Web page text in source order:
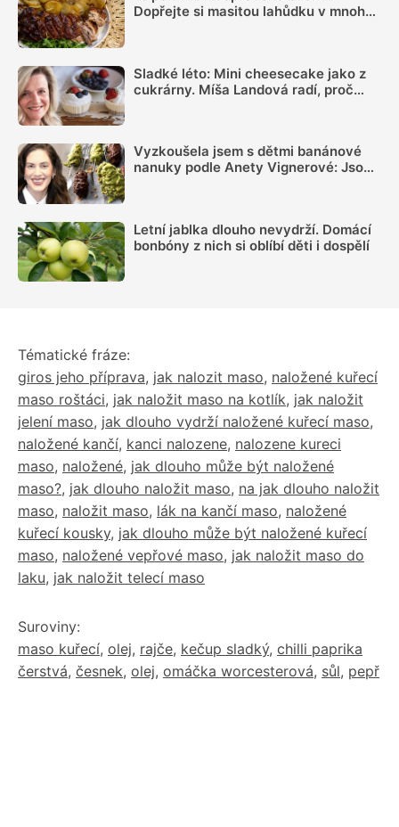
Dopřejte si masitou lahůdku v mnoha
Sladké léto: Mini cheesecake jako z
cukrárny. Míša Landová radí, proč
Vyzkoušela jsem s dětmi banánové
nanuky podle Anety Vignerové: Jsou
Letní jablka dlouho nevydrží. Domácí
bonbóny z nich si oblíbí děti i dospělí
Tématické fráze:
giros jeho příprava, jak nalozit maso, naložené kuřecí
maso roštáci, jak naložit maso na kotlík, jak naložit
jelení maso, jak dlouho vydrží naložené kuřecí maso,
naložené kančí, kanci nalozene, nalozene kureci
maso, naložené, jak dlouho může být naložené
maso?, jak dlouho naložit maso, na jak dlouho naložit
maso, naložit maso, lák na kančí maso, naložené
kuřecí kousky, jak dlouho může být naložené kuřecí
maso, naložené vepřové maso, jak naložit maso do
laku, jak naložit telecí maso
Suroviny:
maso kuřecí, olej, rajče, kečup sladký, chilli paprika
čerstvá, česnek, olej, omáčka worcesterová, sůl, pepř